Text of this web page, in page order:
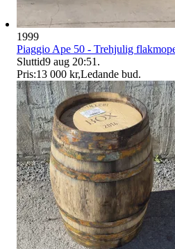
1999
Piaggio Ape 50 - Trehjulig
Sluttid9 aug 20:51 .
Pris:13 000 kr,Ledande bud.